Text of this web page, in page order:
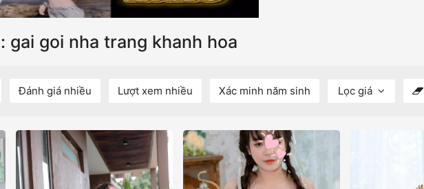
gai goi nha trang khanh hoa
Đánh giá nhiều Lượt xem nhiều Xác minh năm sinh Lọc giá